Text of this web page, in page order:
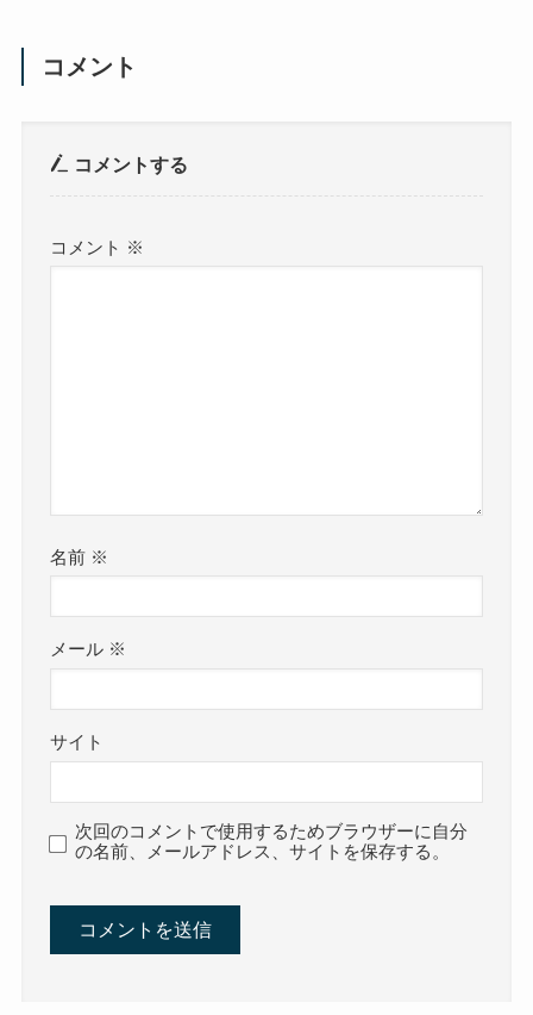
コメント
コメントする
コメント ※
名前 ※
メール ※
サイト
次回のコメントで使用するためブラウザーに自分
の名前、メールアドレス、サイトを保存する。